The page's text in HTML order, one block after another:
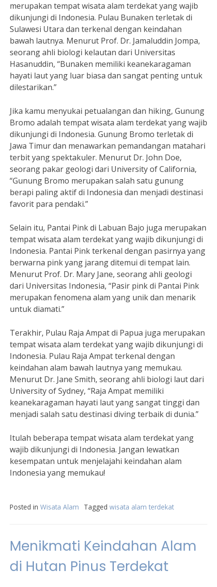
merupakan tempat wisata alam terdekat yang wajib
dikunjungi di Indonesia. Pulau Bunaken terletak di
Sulawesi Utara dan terkenal dengan keindahan
bawah lautnya. Menurut Prof. Dr. Jamaluddin Jompa,
seorang ahli biologi kelautan dari Universitas
Hasanuddin, “Bunaken memiliki keanekaragaman
hayati laut yang luar biasa dan sangat penting untuk
dilestarikan.”
Jika kamu menyukai petualangan dan hiking, Gunung
Bromo adalah tempat wisata alam terdekat yang wajib
dikunjungi di Indonesia. Gunung Bromo terletak di
Jawa Timur dan menawarkan pemandangan matahari
terbit yang spektakuler. Menurut Dr. John Doe,
seorang pakar geologi dari University of California,
“Gunung Bromo merupakan salah satu gunung
berapi paling aktif di Indonesia dan menjadi destinasi
favorit para pendaki.”
Selain itu, Pantai Pink di Labuan Bajo juga merupakan
tempat wisata alam terdekat yang wajib dikunjungi di
Indonesia. Pantai Pink terkenal dengan pasirnya yang
berwarna pink yang jarang ditemui di tempat lain.
Menurut Prof. Dr. Mary Jane, seorang ahli geologi
dari Universitas Indonesia, “Pasir pink di Pantai Pink
merupakan fenomena alam yang unik dan menarik
untuk diamati.”
Terakhir, Pulau Raja Ampat di Papua juga merupakan
tempat wisata alam terdekat yang wajib dikunjungi di
Indonesia. Pulau Raja Ampat terkenal dengan
keindahan alam bawah lautnya yang memukau.
Menurut Dr. Jane Smith, seorang ahli biologi laut dari
University of Sydney, “Raja Ampat memiliki
keanekaragaman hayati laut yang sangat tinggi dan
menjadi salah satu destinasi diving terbaik di dunia.”
Itulah beberapa tempat wisata alam terdekat yang
wajib dikunjungi di Indonesia. Jangan lewatkan
kesempatan untuk menjelajahi keindahan alam
Indonesia yang memukau!
Posted in Wisata Alam Tagged wisata alam terdekat
Menikmati Keindahan Alam
di Hutan Pinus Terdekat